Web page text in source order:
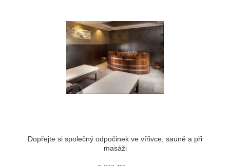
Dopřejte si společný odpočinek ve vířivce, sauně a při
masáži